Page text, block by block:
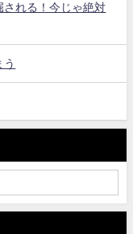
される！今じゃ絶対
う